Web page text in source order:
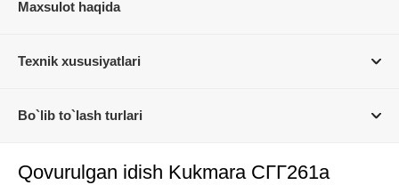
Maxsulot haqida
Texnik xususiyatlari
Bo`lib to`lash turlari
Qovurulgan idish Kukmara СГГ261а